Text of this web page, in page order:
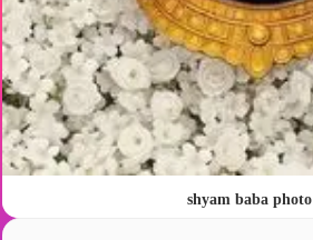
shyam baba photo